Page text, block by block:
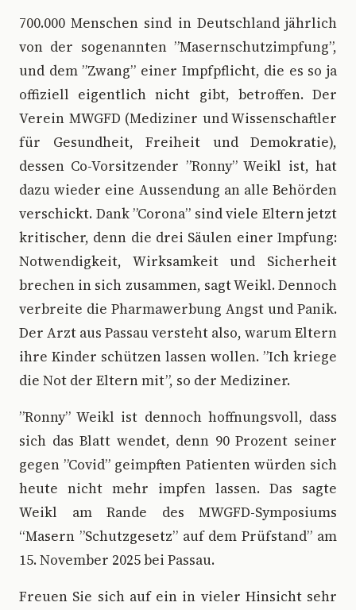
700.000 Menschen sind in Deutschland jährlich
von der sogenannten ”Masernschutzimpfung”,
und dem ”Zwang” einer Impfpflicht, die es so ja
offiziell eigentlich nicht gibt, betroffen. Der
Verein MWGFD (Mediziner und Wissenschaftler
für Gesundheit, Freiheit und Demokratie),
dessen Co-Vorsitzender ”Ronny” Weikl ist, hat
dazu wieder eine Aussendung an alle Behörden
verschickt. Dank ”Corona” sind viele Eltern jetzt
kritischer, denn die drei Säulen einer Impfung:
Notwendigkeit, Wirksamkeit und Sicherheit
brechen in sich zusammen, sagt Weikl. Dennoch
verbreite die Pharmawerbung Angst und Panik.
Der Arzt aus Passau versteht also, warum Eltern
ihre Kinder schützen lassen wollen. ”Ich kriege
die Not der Eltern mit”, so der Mediziner.
”Ronny” Weikl ist dennoch hoffnungsvoll, dass
sich das Blatt wendet, denn 90 Prozent seiner
gegen ”Covid” geimpften Patienten würden sich
heute nicht mehr impfen lassen. Das sagte
Weikl am Rande des MWGFD-Symposiums
“Masern ”Schutzgesetz” auf dem Prüfstand” am
15. November 2025 bei Passau.
Freuen Sie sich auf ein in vieler Hinsicht sehr